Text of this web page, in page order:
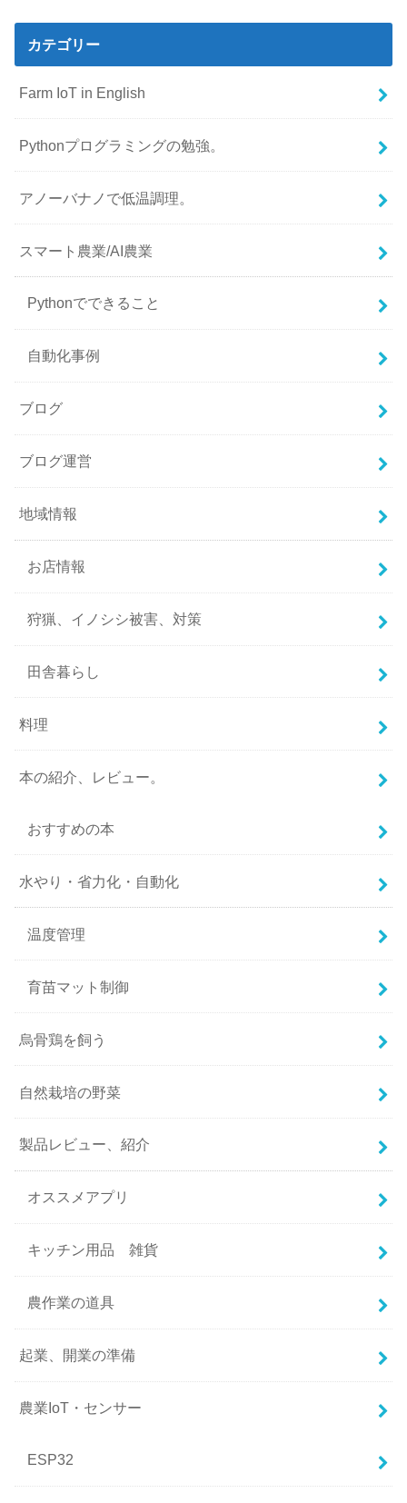
カテゴリー
Farm IoT in English
Pythonプログラミングの勉強。
アノーバナノで低温調理。
スマート農業/AI農業
Pythonでできること
自動化事例
ブログ
ブログ運営
地域情報
お店情報
狩猟、イノシシ被害、対策
田舎暮らし
料理
本の紹介、レビュー。
おすすめの本
水やり・省力化・自動化
温度管理
育苗マット制御
烏骨鶏を飼う
自然栽培の野菜
製品レビュー、紹介
オススメアプリ
キッチン用品 雑貨
農作業の道具
起業、開業の準備
農業IoT・センサー
ESP32